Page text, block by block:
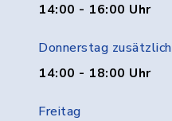
14:00 - 16:00 Uhr
Donnerstag zusätzlich
14:00 - 18:00 Uhr
Freitag